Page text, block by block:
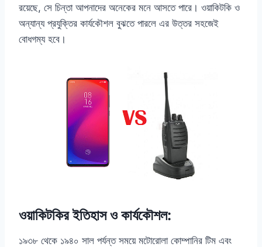
রয়েছে, সে চিন্তা আপনাদের অনেকের মনে আসতে পারে। ওয়াকিটকি ও
অন্যান্য প্রযুক্তির কার্যকৌশল বুঝতে পারলে এর উত্তর সহজেই
বোধগম্য হবে।
ওয়াকিটকির ইতিহাস ও কার্যকৌশল:
১৯৩৮ থেকে ১৯৪০ সাল পর্যন্ত সময়ে মটোরোলা কোম্পানির টিম এবং